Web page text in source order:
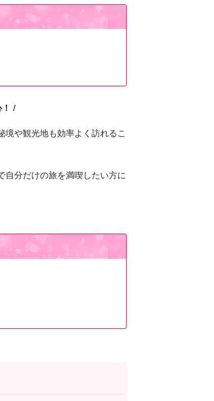
/
や観光地も効率よく訪れるこ
自分だけの旅を満喫したい方に